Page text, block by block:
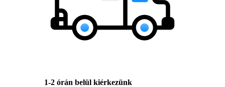
1-2 órán belül kiérkezünk